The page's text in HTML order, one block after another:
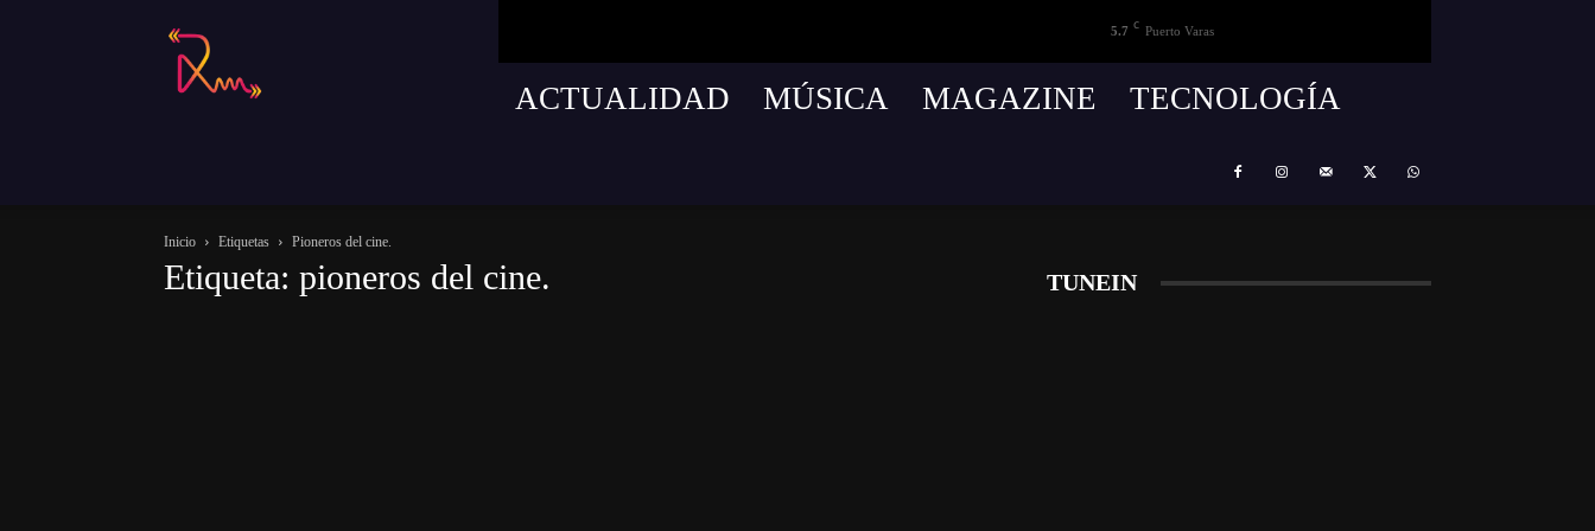
Remusica
5.7 C Puerto Varas
ACTUALIDAD MÚSICA MAGAZINE TECNOLOGÍA
Inicio Etiquetas Pioneros del cine.
Etiqueta: pioneros del cine. TUNEIN